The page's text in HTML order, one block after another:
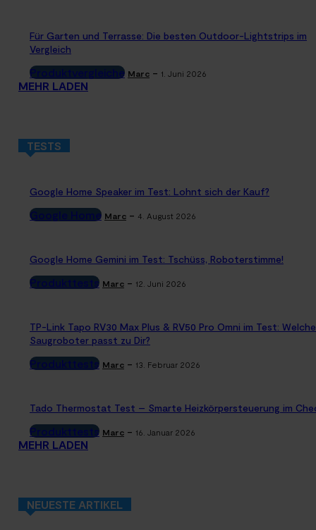
Für Garten und Terrasse: Die besten Outdoor-Lightstrips im
Vergleich
Produktvergleiche Marc - 1. Juni 2026
MEHR LADEN
TESTS
Google Home Speaker im Test: Lohnt sich der Kauf?
Google Home Marc - 4. August 2026
Google Home Gemini im Test: Tschüss, Roboterstimme!
Produkttests Marc - 12. Juni 2026
TP-Link Tapo RV30 Max Plus & RV50 Pro Omni im Test:
Saugroboter passt zu Dir?
Produkttests Marc - 13. Februar 2026
Tado Thermostat Test – Smarte Heizkörpersteuerung im
Produkttests Marc - 16. Januar 2026
MEHR LADEN
NEUESTE ARTIKEL